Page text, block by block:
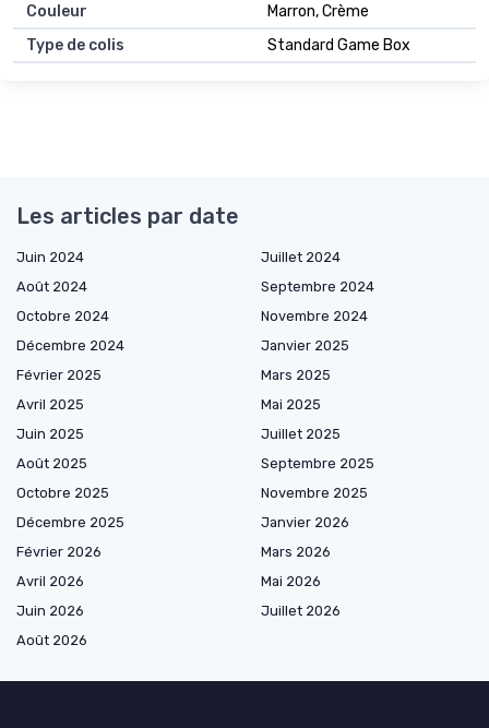
Couleur
Marron, Crème
Type de colis
Standard Game Box
Les articles par date
Juin 2024
Juillet 2024
Août 2024
Septembre 2024
Octobre 2024
Novembre 2024
Décembre 2024
Janvier 2025
Février 2025
Mars 2025
Avril 2025
Mai 2025
Juin 2025
Juillet 2025
Août 2025
Septembre 2025
Octobre 2025
Novembre 2025
Décembre 2025
Janvier 2026
Février 2026
Mars 2026
Avril 2026
Mai 2026
Juin 2026
Juillet 2026
Août 2026